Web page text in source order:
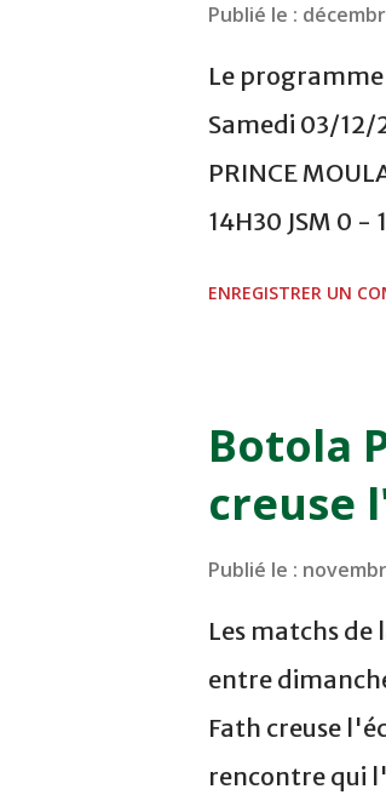
Publié le :
Le programme
Samedi 03/12/
PRINCE
14H30 JSM 0 -
COMPLEXE
finale de la
VCASABLANCA
ENREGISTRER UN
Botola
creuse
Publié le :
Les matchs de
entre
Fath creuse
rencontre qui